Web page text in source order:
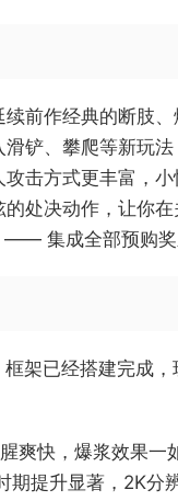
前作经典的断肢、
铲、攀爬等新玩法
击方式更丰富，小
处决动作，让你在
—— 集成全部预购奖
架已经搭建完成
爽快，爆浆效果一
期提升显著，2K分